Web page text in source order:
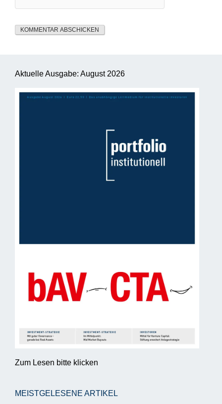
Aktuelle Ausgabe: August 2026
Zum Lesen bitte klicken
MEISTGELESENE ARTIKEL